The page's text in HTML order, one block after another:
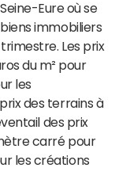
Eure où se
immobiliers
Les prix
du m² pour
les
des terrains à
des prix
carré pour
les créations